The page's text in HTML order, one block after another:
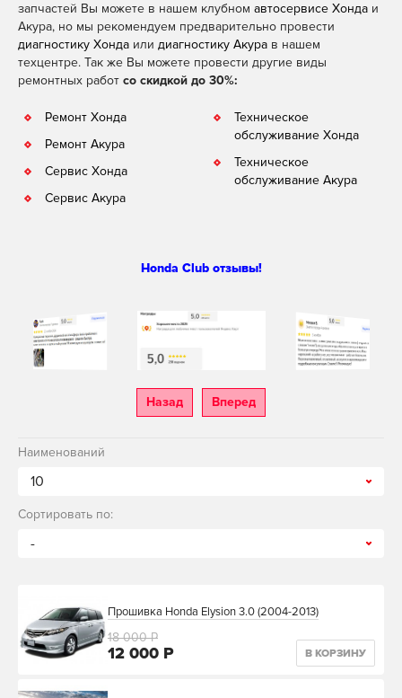
запчастей Вы можете в нашем клубном автосервисе Хонда и
Акура, но мы рекомендуем предварительно провести
диагностику Хонда или диагностику Акура в нашем
техцентре. Так же Вы можете провести другие виды
ремонтных работ со скидкой до 30%:
Ремонт Хонда
Ремонт Акура
Сервис Хонда
Сервис Акура
Техническое
обслуживание Хонда
Техническое
обслуживание Акура
Honda Club отзывы!
Назад Вперед
Наименований
10
Сортировать по:
-
Прошивка Honda Elysion 3.0 (2004-2013)
12 000 Р
18 000 Р
В КОРЗИНУ